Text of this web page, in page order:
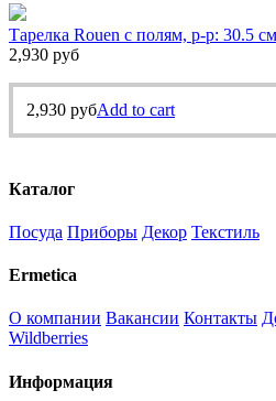
Тарелка Rouen с полям, р-р: 30.5
2,930 руб
2,930 рубAdd to cart
Каталог
Посуда Приборы Декор Текстиль
Ermetica
О компании Вакансии Контакты
Wildberries
Информация